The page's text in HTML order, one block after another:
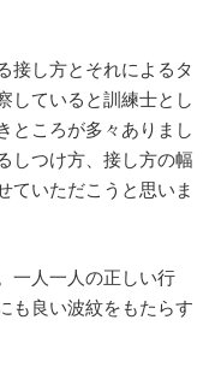
接し方とそれによるタ
していると訓練士とし
ところが多々ありまし
しつけ方、接し方の幅
ていただこうと思いま
一人一人の正しい行
も良い波紋をもたらす